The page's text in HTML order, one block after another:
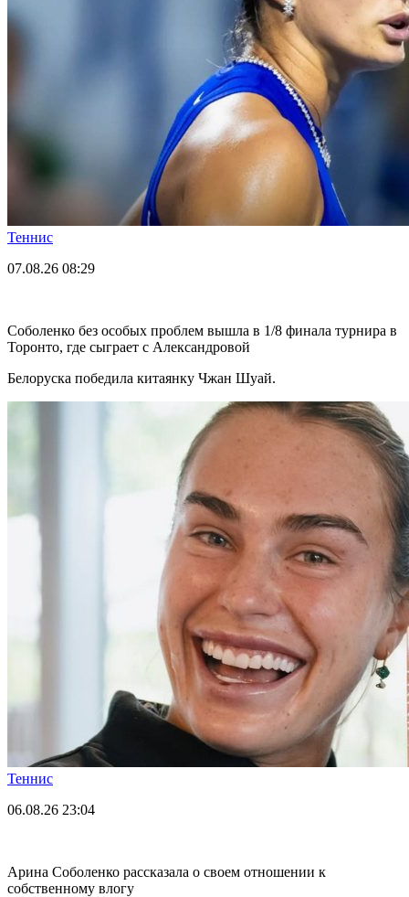
Теннис
07.08.26 08:29
Соболенко без особых проблем вышла в 1/8 финала турнира в
Торонто, где сыграет с Александровой
Белоруска победила китаянку Чжан Шуай.
Теннис
06.08.26 23:04
Арина Соболенко рассказала о своем отношении к
собственному влогу